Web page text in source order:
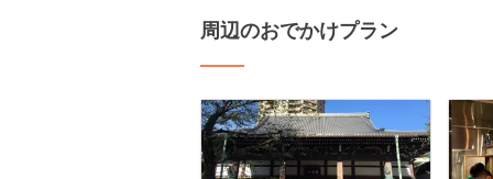
周辺のおでかけプラン